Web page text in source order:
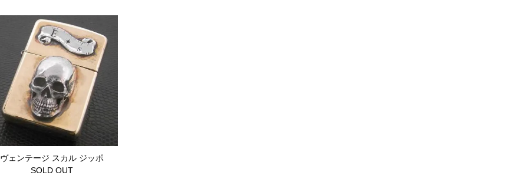
ヴェンテージ スカル ジッポ
SOLD OUT